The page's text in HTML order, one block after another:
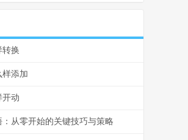
转换
样添加
开动
从零开始的关键技巧与策略